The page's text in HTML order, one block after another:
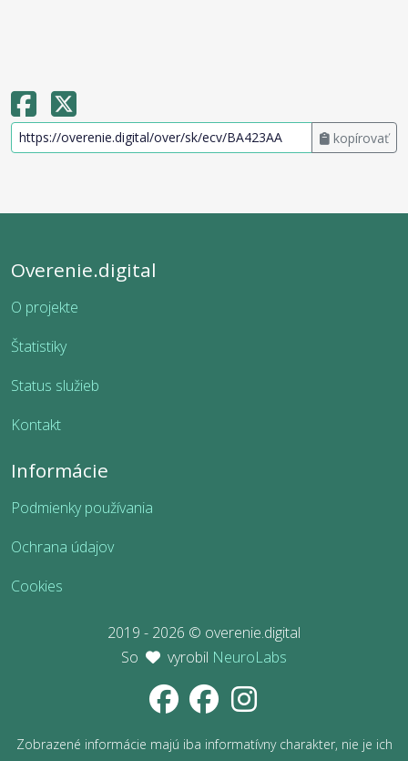
kopírovať
Overenie.digital
O projekte
Štatistiky
Status služieb
Kontakt
Informácie
Podmienky používania
Ochrana údajov
Cookies
2019 - 2026 © overenie.digital
So
vyrobil NeuroLabs
Zobrazené informácie majú iba informatívny charakter, nie je ich